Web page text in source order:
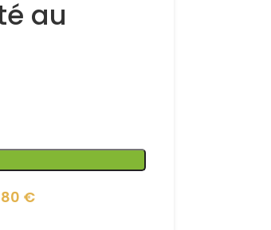
au
€